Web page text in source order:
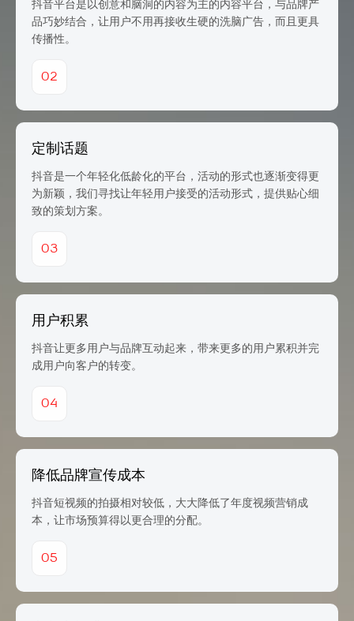
抖音平台是以创意和脑洞的内容为主的内容平台，与品牌产
品巧妙结合，让用户不用再接收生硬的洗脑广告，而且更具
传播性。
02
定制话题
抖音是一个年轻化低龄化的平台，活动的形式也逐渐变得更
为新颖，我们寻找让年轻用户接受的活动形式，提供贴心细
致的策划方案。
03
用户积累
抖音让更多用户与品牌互动起来，带来更多的用户累积并完
成用户向客户的转变。
04
降低品牌宣传成本
抖音短视频的拍摄相对较低，大大降低了年度视频营销成
本，让市场预算得以更合理的分配。
05